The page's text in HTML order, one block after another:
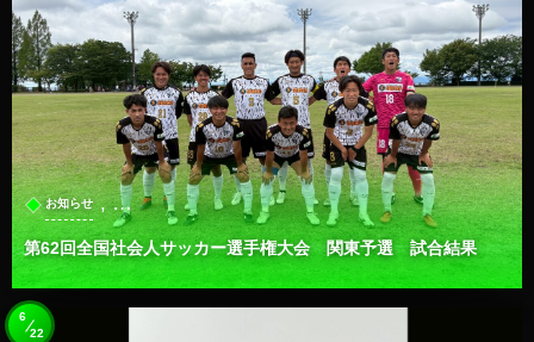
お知らせ , …
第62回全国社会人サッカー選手権大会 関東予選 試合結果
6
22